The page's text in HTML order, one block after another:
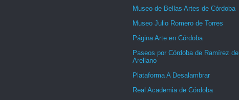
Museo de Bellas Artes de Córdoba
Museo Julio Romero de Torres
Página Arte en Córdoba
Paseos por Córdoba de Ramírez de
Arellano
Plataforma A Desalambrar
Real Academia de Córdoba